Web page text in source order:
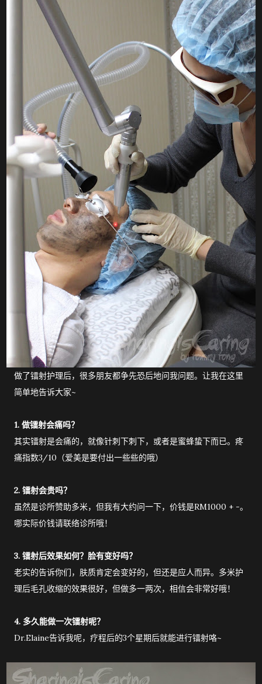
做了镭射护理后，很多朋友都争先恐后地问我问题。让我在这里
简单地告诉大家~
1. 做镭射会痛吗？
其实镭射是会痛的，就像针刺下刺下，或者是蜜蜂蛰下而已。疼
痛指数3/10（爱美是要付出一些些的哦）
2. 镭射会贵吗？
虽然是诊所赞助多米，但我有大约问一下，价钱是RM1000 + -。
哪实际价钱请联络诊所哦！
3. 镭射后效果如何？脸有变好吗？
老实的告诉你们，肤质肯定会变好的，但还是应人而异。多米护
理后毛孔收缩的效果很好，但做多一两次，相信会非常好哦！
4. 多久能做一次镭射呢？
Dr.Elaine告诉我呢，疗程后的3个星期后就能进行镭射咯~